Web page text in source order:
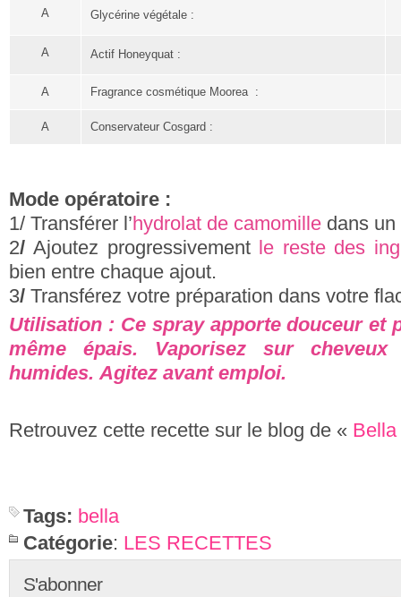
A Glycérine végétale :
A Actif Honeyquat :
A Fragrance cosmétique Moorea :
A Conservateur Cosgard :
Mode opératoire :
1/ Transférer l’hydrolat de camomille dans un
2/ Ajoutez progressivement le reste des
bien entre chaque ajout.
3/ Transférez votre préparation dans votre
Utilisation : Ce spray apporte douceur et
même épais. Vaporisez sur
humides. Agitez avant emploi.
Retrouvez cette recette sur le blog de « Bella
Tags: bella
Catégorie: LES RECETTES
S'abonner